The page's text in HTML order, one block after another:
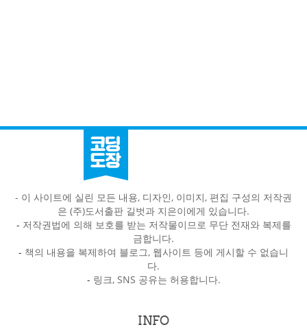
- 이 사이트에 실린 모든 내용, 디자인, 이미지, 편집 구성의 저작권
은 (주)도서출판 길벗과 지은이에게 있습니다.
- 저작권법에 의해 보호를 받는 저작물이므로 무단 전재와 복제를
금합니다.
- 책의 내용을 복제하여 블로그, 웹사이트 등에 게시할 수 없습니
다.
- 링크, SNS 공유는 허용합니다.
INFO